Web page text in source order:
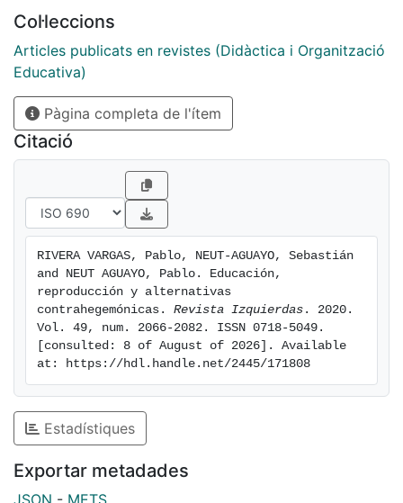
artículos seleccionados. Finalmente se exponen
algunas ideas de cierre, resaltando lo principales hitos
de este trabajo desarrollado por más de doce meses.
Col·leccions
Articles publicats en revistes (Didàctica i Organització
Educativa)
Pàgina completa de l'ítem
Citació
RIVERA VARGAS, Pablo, NEUT-AGUAYO, Sebastián
and NEUT AGUAYO, Pablo. Educación,
reproducción y alternativas
contrahegemónicas. Revista Izquierdas . 2020.
Vol. 49, num. 2066-2082. ISSN 0718-5049.
[consulted: 8 of August of 2026]. Available
at: https://hdl.handle.net/2445/171808
Estadístiques
Exportar metadades